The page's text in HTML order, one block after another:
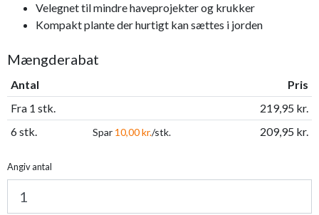
Velegnet til mindre haveprojekter og krukker
Kompakt plante der hurtigt kan sættes i jorden
Mængderabat
Antal
Pris
Fra 1 stk.
219,95 kr.
6 stk.
Spar 10,00 kr./stk. 209,95 kr.
Angiv antal